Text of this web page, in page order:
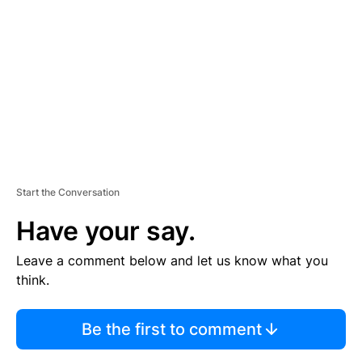
Start the Conversation
Have your say.
Leave a comment below and let us know what you
think.
Be the first to comment